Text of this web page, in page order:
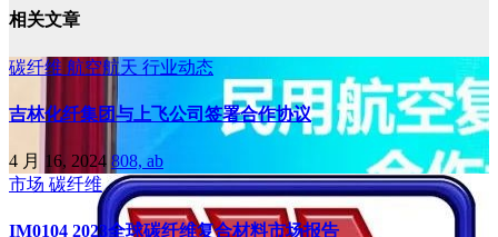
相关文章
碳纤维 航空航天 行业动态
吉林化纤集团与上飞公司签署合作协议
4 月 16, 2024 808, ab
市场 碳纤维
IM0104 2023全球碳纤维复合材料市场报告